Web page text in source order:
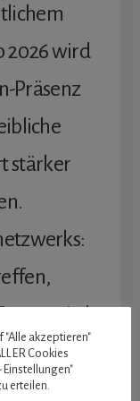
2026 wird
Präsenz
stärker
wird
und
"Alle akzeptieren"
Cookies
erteilen.